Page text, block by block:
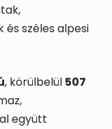
széles alpesi
, körülbelül 507
együtt